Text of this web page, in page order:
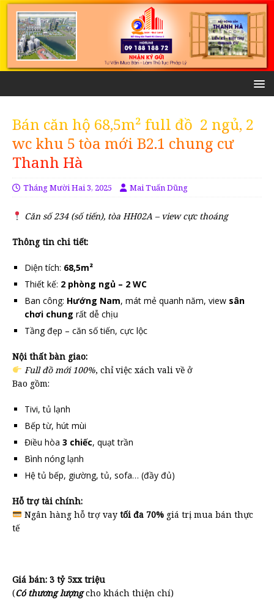
Bán căn hộ 68,5m² full đồ 2 ngủ, 2
wc khu 5 tòa mới B2.1 chung cư
Thanh Hà
Tháng Mười Hai 3, 2025 Mai Tuấn Dũng
Căn số 234 (số tiến), tòa HH02A – view cực thoáng
Thông tin chi tiết:
Diện tích: 68,5m²
Thiết kế: 2 phòng ngủ – 2 WC
Ban công: Hướng Nam, mát mẻ quanh năm, view sân
chơi chung rất dễ chịu
Tầng đẹp – căn số tiến, cực lộc
Nội thất bàn giao:
Full đồ mới 100%, chỉ việc xách vali về ở
Bao gồm:
Tivi, tủ lạnh
Bếp từ, hút mùi
Điều hòa 3 chiếc, quạt trần
Bình nóng lạnh
Hệ tủ bếp, giường, tủ, sofa… (đầy đủ)
Hỗ trợ tài chính:
Ngân hàng hỗ trợ vay tối đa 70%giá trị mua bán thực
tế
Giá bán: 3 tỷ 5xx triệu
(Có thương lượngcho khách thiện chí)